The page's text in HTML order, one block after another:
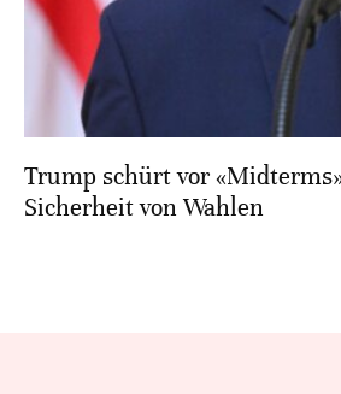
Trump schürt vor
Sicherheit von Wahlen